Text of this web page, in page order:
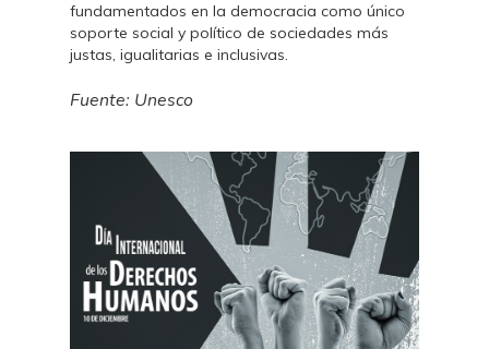
fundamentados en la democracia como único
soporte social y político de sociedades más
justas, igualitarias e inclusivas.
Fuente: Unesco